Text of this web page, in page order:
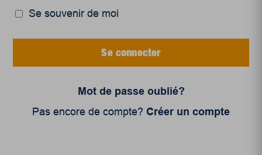
Se souvenir de moi
Se connecter
Mot de passe oublié?
Pas encore de compte? Créer un compte